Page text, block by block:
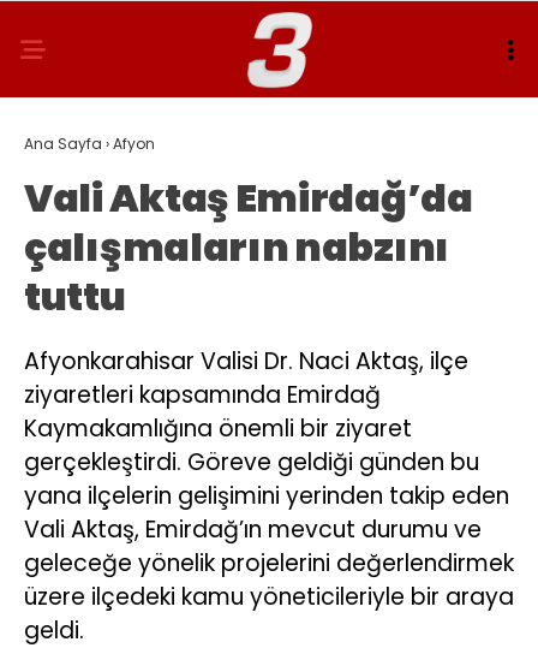
Ana Sayfa ›Afyon
Vali Aktaş Emirdağ’da
çalışmaların nabzını
tuttu
Afyonkarahisar Valisi Dr. Naci Aktaş, ilçe
ziyaretleri kapsamında Emirdağ
Kaymakamlığına önemli bir ziyaret
gerçekleştirdi. Göreve geldiği günden bu
yana ilçelerin gelişimini yerinden takip eden
Vali Aktaş, Emirdağ’ın mevcut durumu ve
geleceğe yönelik projelerini değerlendirmek
üzere ilçedeki kamu yöneticileriyle bir araya
geldi.